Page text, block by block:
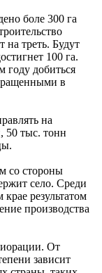
боле 300 га
треть. Будут
100 га.
году добиться
в
на
50 тыс. тонн
со стороны
село. Среди
результатом
производства
От
зависит